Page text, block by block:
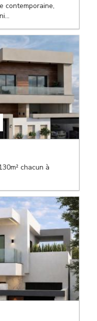
contemporaine,
chacun à